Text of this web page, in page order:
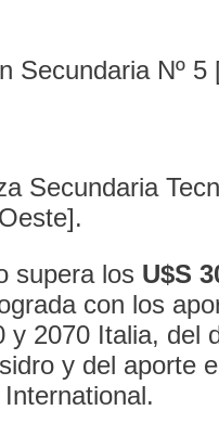
Secundaria Nº
Secundaria
supera los U$S
con los
y 2070 Italia, del
y del aporte